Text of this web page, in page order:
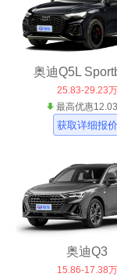
奥迪Q5L
25.83-29.23万
最高优惠
获取详细报价
奥迪Q3
15.86-17.38万